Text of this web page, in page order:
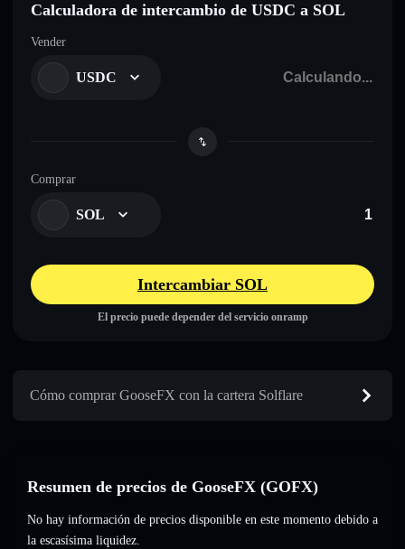
Calculadora de intercambio de USDC a SOL
Vender
USDC
Comprar
SOL
Intercambiar SOL
El precio puede depender del servicio onramp
Cómo comprar GooseFX con la cartera Solflare
Resumen de precios de GooseFX (GOFX)
No hay información de precios disponible en este momento debido a
la escasísima liquidez.